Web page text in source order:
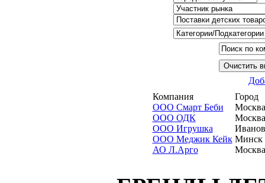
Компания
Город
ООО Смарт Беби
Москва
ООО ОДК
Москва
ООО Игрушка
ООО Меджик Кейк Минск
АО Л.Арго
Москва